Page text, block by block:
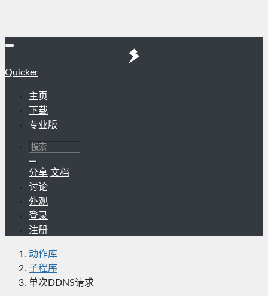
Quicker
主页
下载
专业版
分享 文档
讨论
外观
登录
注册
动作库
子程序
单次DDNS请求